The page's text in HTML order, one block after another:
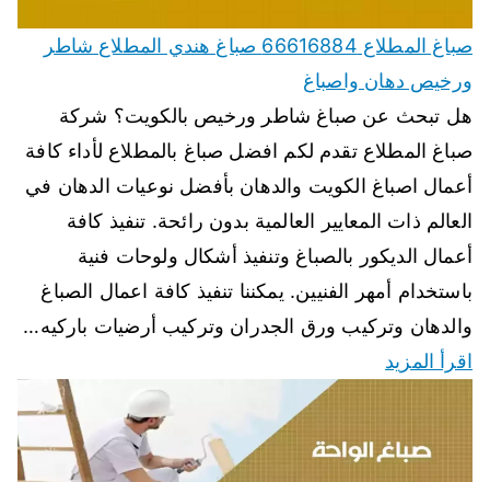
صباغ المطلاع 66616884 صباغ هندي المطلاع شاطر
ورخيص دهان واصباغ
هل تبحث عن صباغ شاطر ورخيص بالكويت؟ شركة
صباغ المطلاع تقدم لكم افضل صباغ بالمطلاع لأداء كافة
أعمال اصباغ الكويت والدهان بأفضل نوعيات الدهان في
العالم ذات المعايير العالمية بدون رائحة. تنفيذ كافة
أعمال الديكور بالصباغ وتنفيذ أشكال ولوحات فنية
باستخدام أمهر الفنيين. يمكننا تنفيذ كافة اعمال الصباغ
والدهان وتركيب ورق الجدران وتركيب أرضيات باركيه…
اقرأ المزيد